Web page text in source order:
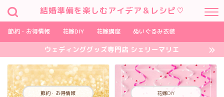
結婚準備を楽しむアイデア＆レシピ♡
節約・お得情報 花嫁DIY 花嫁講座 ぬいぐるみ衣装
ウェディンググッズ専門店 シェリーマリエ
節約・お得情報 花嫁DIY